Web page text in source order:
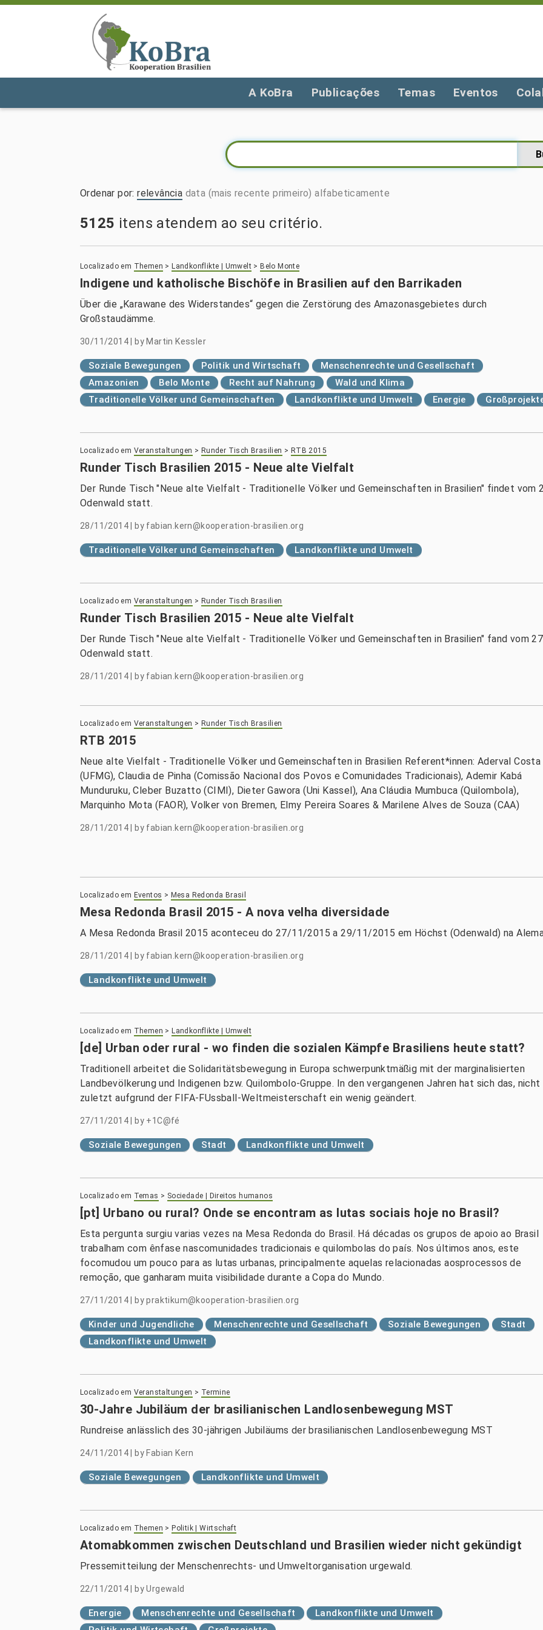
A KoBra Publicações Temas Eventos
Ordenar por:relevância data (mais recente primeiro) alfabeticamente
5125 itens atendem ao seu critério.
Localizado em Themen > Landkonflikte | Umwelt > Belo Monte
Indigene und katholische Bischöfe in Brasilien auf den Barrikaden
Über die „Karawane des Widerstandes“ gegen die Zerstörung des Amazonasgebietes durch
Großstaudämme.
30/11/2014 by Martin Kessler
Soziale Bewegungen Politik und Wirtschaft
Menschenrechte und Gesellschaft
Amazonien
Belo Monte Recht auf Nahrung
Wald und Klima
Traditionelle Völker und Gemeinschaften
Landkonflikte und Umwelt Energie
Localizado em Veranstaltungen > Runder Tisch Brasilien > RTB 2015
Runder Tisch Brasilien 2015 - Neue alte Vielfalt
Der Runde Tisch "Neue alte Vielfalt - Traditionelle Völker und Gemeinschaften in Brasilien" findet vom
Odenwald statt.
28/11/2014 by fabian.kern@kooperation-brasilien.org
Traditionelle Völker und Gemeinschaften Landkonflikte und Umwelt
Localizado em Veranstaltungen > Runder Tisch Brasilien
Runder Tisch Brasilien 2015 - Neue alte Vielfalt
Der Runde Tisch "Neue alte Vielfalt - Traditionelle Völker und Gemeinschaften in Brasilien" fand vom
Odenwald statt.
28/11/2014 by fabian.kern@kooperation-brasilien.org
Localizado em Veranstaltungen > Runder Tisch Brasilien
RTB 2015
Neue alte Vielfalt - Traditionelle Völker und Gemeinschaften in Brasilien Referent*innen: Aderval Costa
(UFMG), Claudia de Pinha (Comissão Nacional dos Povos e Comunidades Tradicionais), Ademir Kabá
Munduruku, Cleber Buzatto (CIMI), Dieter Gawora (Uni Kassel), Ana Cláudia Mumbuca (Quilombola),
Marquinho Mota (FAOR), Volker von Bremen, Elmy Pereira Soares & Marilene Alves de Souza (CAA)
28/11/2014 by fabian.kern@kooperation-brasilien.org
Localizado em Eventos > Mesa Redonda Brasil
Mesa Redonda Brasil 2015 - A nova velha diversidade
A Mesa Redonda Brasil 2015 aconteceu do 27/11/2015 a 29/11/2015 em Höchst (Odenwald) na
28/11/2014 by fabian.kern@kooperation-brasilien.org
Landkonflikte und Umwelt
Localizado em Themen >Landkonflikte | Umwelt
[de] Urban oder rural - wo finden die sozialen Kämpfe Brasiliens heute statt?
Traditionell arbeitet die Solidaritätsbewegung in Europa schwerpunktmäßig mit der marginalisierten
Landbevölkerung und Indigenen bzw. Quilombolo-Gruppe. In den vergangenen Jahren hat sich das, nicht
zuletzt aufgrund der FIFA-FUssball-Weltmeisterschaft ein wenig geändert.
27/11/2014 by +1C@fé
Soziale Bewegungen Stadt Landkonflikte und Umwelt
Localizado em Temas > Sociedade | Direitos humanos
[pt] Urbano ou rural? Onde se encontram as lutas sociais hoje no Brasil?
Esta pergunta surgiu varias vezes na Mesa Redonda do Brasil. Há décadas os grupos de apoio ao Brasil
trabalham com ênfase nascomunidades tradicionais e quilombolas do país. Nos últimos anos, este
focomudou um pouco para as lutas urbanas, principalmente aquelas relacionadas aosprocessos de
remoção, que ganharam muita visibilidade durante a Copa do Mundo.
27/11/2014 bypraktikum@kooperation-brasilien.org
Kinder und Jugendliche Menschenrechte und Gesellschaft Soziale Bewegungen
Stadt
Landkonflikte und Umwelt
Localizado em Veranstaltungen > Termine
30-Jahre Jubiläum der brasilianischen Landlosenbewegung MST
Rundreise anlässlich des 30-jährigen Jubiläums der brasilianischen Landlosenbewegung MST
24/11/2014 by Fabian Kern
Soziale Bewegungen Landkonflikte und Umwelt
Localizado em Themen >Politik | Wirtschaft
Atomabkommen zwischen Deutschland und Brasilien wieder nicht gekündigt
Pressemitteilung der Menschenrechts- und Umweltorganisation urgewald.
22/11/2014 byUrgewald
Energie Menschenrechte und Gesellschaft
Landkonflikte und Umwelt